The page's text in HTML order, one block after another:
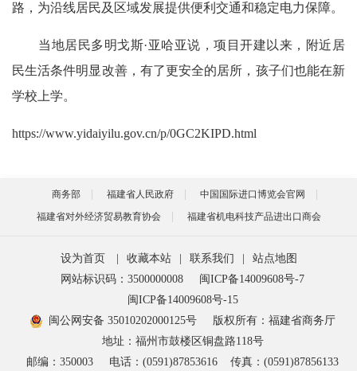
路，为沿线居民及区域发展提供便利交通和稳定电力保障。
当地居民多明戈斯·亚哈亚说，项目开建以来，附近居
民生活条件明显改善，有了更安全的居所，孩子们也能在新
学校上学。
https://www.yidaiyilu.gov.cn/p/0GC2KIPD.html
商务部 福建省人民政府
中国国际进口博览会官网
福建省对外经济贸易教育协会
福建省机电科技产品进出口商会
设为首页 收藏本站 联系我们
站点地图
网站标识码：3500000008
闽ICP备14009608号-7
闽ICP备14009608号-15
闽公网安备 35010202000125号
版权所有：福建省商务厅
地址：福州市鼓楼区铜盘路118号
邮编：350003
电话：(0591)87853616 传真：(0591)87856133